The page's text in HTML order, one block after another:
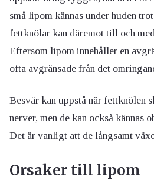
små lipom kännas under huden
fettknölar kan däremot till och
Eftersom lipom innehåller en
ofta avgränsade från det
Besvär kan uppstå när fettknölen
nerver, men de kan också kännas
Det är vanligt att de långsamt
Orsaker till lipom